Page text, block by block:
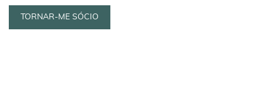
TORNAR-ME SÓCIO